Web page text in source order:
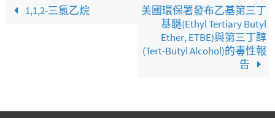
1,1,2-三氯乙烷
美國環保署發布乙基第三丁
基醚(Ethyl Tertiary Butyl
Ether, ETBE)與第三丁醇
(Tert-Butyl Alcohol)的毒性報
告